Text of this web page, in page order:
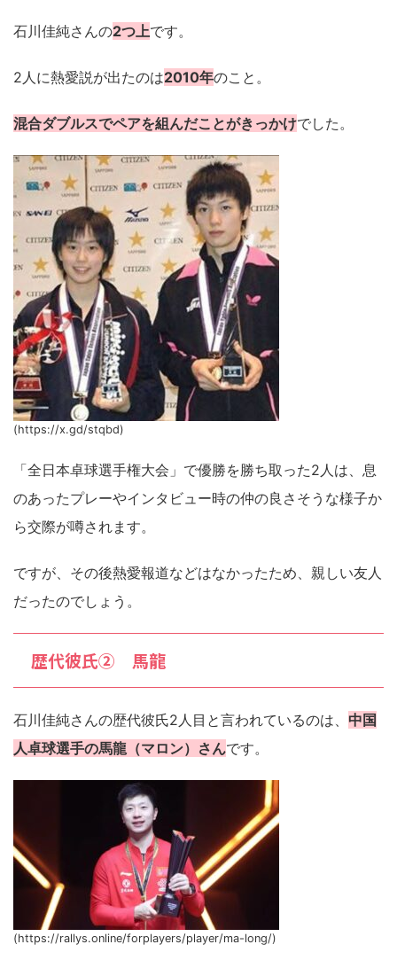
石川佳純さんの2つ上です。
2人に熱愛説が出たのは2010年のこと。
混合ダブルスでペアを組んだことがきっかけでした。
(https://x.gd/stqbd)
「全日本卓球選手権大会」で優勝を勝ち取った2人は、息
のあったプレーやインタビュー時の仲の良さそうな様子か
ら交際が噂されます。
ですが、その後熱愛報道などはなかったため、親しい友人
だったのでしょう。
歴代彼氏② 馬龍
石川佳純さんの歴代彼氏2人目と言われているのは、 中国
人卓球選手の馬龍（マロン）さんです。
(https://rallys.online/forplayers/player/ma-long/)